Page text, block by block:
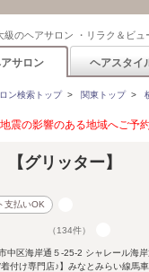
級のヘアサロン ・リラク＆ビ
サロン ヘアスタイ
ン検索トップ> 関東トップ>
震の影響のある地域へご予
グリッター】
支払いOK
（134件）
中区海岸通５-25-2 シャレール海
/着付け専門店♪】みなとみらい線馬